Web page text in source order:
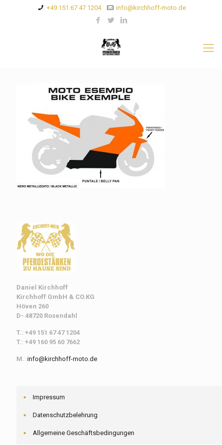
+49 151 67 47 1204 info@kirchhoff-moto.de
Daniel Kirchhoff
Kirchhoff GmbH & CO.KG
Höven 260
D- 48720 Rosendahl
T.: +49 151 67 47 1204
T.: +49 160 95 60 7662
M.: info@kirchhoff-moto.de
Impressum
Datenschutzbelehrung
Allgemeine Geschäftsbedingungen